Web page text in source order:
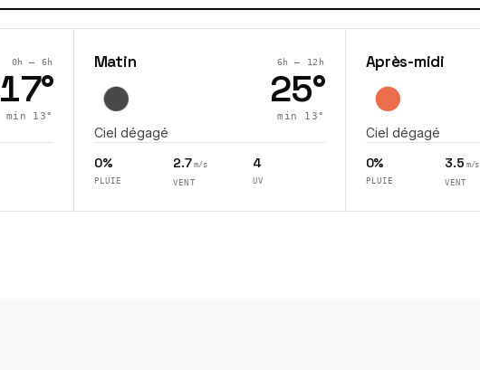
0h – 6h
17°
min 13°
Matin 6h – 12h
25°
min 13°
Ciel dégagé
0%
PLUIE
2.7 m/s
VENT
4
UV
Après-midi
Ciel dégagé
0%
PLUIE
3.5 m/s
VENT